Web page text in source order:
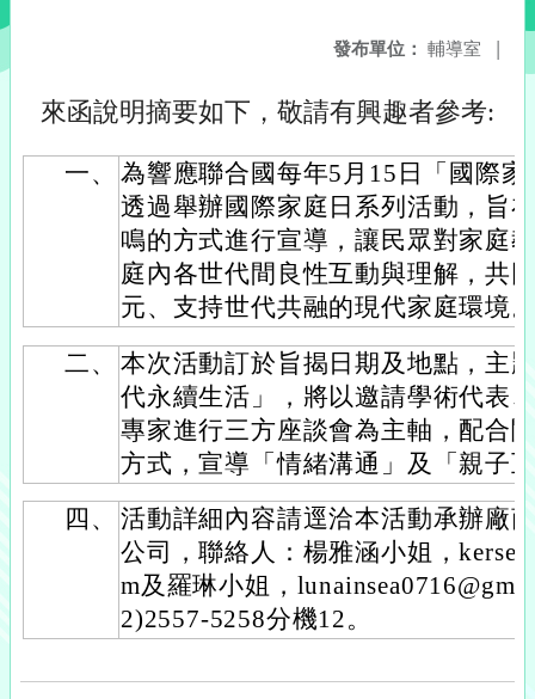
發布單位： 輔導室 |
來函說明摘要如下，敬請有興趣者參考:
一、
為響應聯合國每年5月15日「國際
透過舉辦國際家庭日系列活動，旨
鳴的方式進行宣導，讓民眾對家庭
庭內各世代間良性互動與理解，共
元、支持世代共融的現代家庭環境
二、
本次活動訂於旨揭日期及地點，主
代永續生活」，將以邀請學術代表
專家進行三方座談會為主軸，配合
方式，宣導「情緒溝通」及「親子
四、
活動詳細內容請逕洽本活動承辦廠
公司，聯絡人：楊雅涵小姐，
m及羅琳小姐，
2)2557-5258分機12。